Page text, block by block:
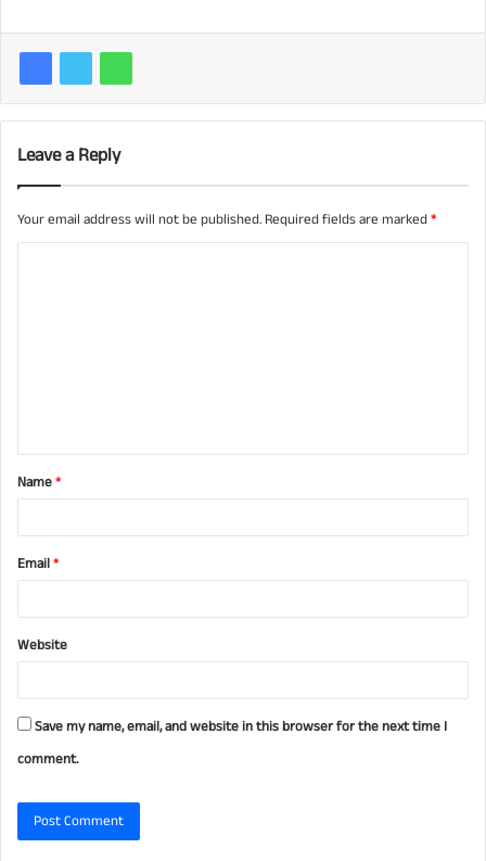
Leave a Reply
Your email address will not be published. Required fields are marked*
t
*Name*
Email*
Website
Save my name, email, and website in this browser for the next time I
comment.